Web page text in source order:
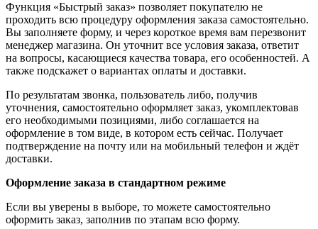
Функция «Быстрый заказ» позволяет покупателю не
проходить всю процедуру оформления заказа самостоятельно.
Вы заполняете форму, и через короткое время вам перезвонит
менеджер магазина. Он уточнит все условия заказа, ответит
на вопросы, касающиеся качества товара, его особенностей. А
также подскажет о вариантах оплаты и доставки.
По результатам звонка, пользователь либо, получив
уточнения, самостоятельно оформляет заказ, укомплектовав
его необходимыми позициями, либо соглашается на
оформление в том виде, в котором есть сейчас. Получает
подтверждение на почту или на мобильный телефон и ждёт
доставки.
Оформление заказа в стандартном режиме
Если вы уверены в выборе, то можете самостоятельно
оформить заказ, заполнив по этапам всю форму.